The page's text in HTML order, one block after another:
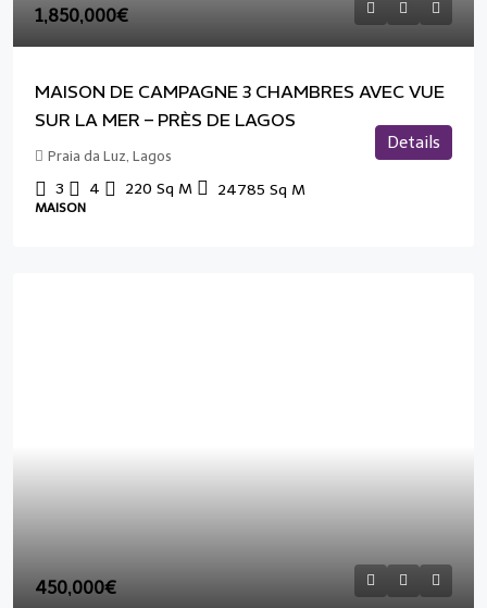
1,850,000€
MAISON DE CAMPAGNE 3 CHAMBRES AVEC VUE
SUR LA MER – PRÈS DE LAGOS
Praia da Luz, Lagos
3 4 220 Sq M 24785 Sq M
MAISON
Details
450,000€